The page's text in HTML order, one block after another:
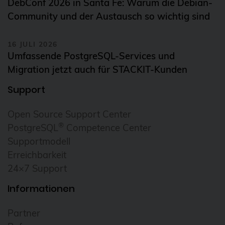
DebConf 2026 in Santa Fe: Warum die Debian-
Community und der Austausch so wichtig sind
16 JULI 2026
Umfassende PostgreSQL-Services und
Migration jetzt auch für STACKIT-Kunden
Support
Open Source Support Center
PostgreSQL ® Competence Center
Supportmodell
Erreichbarkeit
24×7 Support
Informationen
Partner